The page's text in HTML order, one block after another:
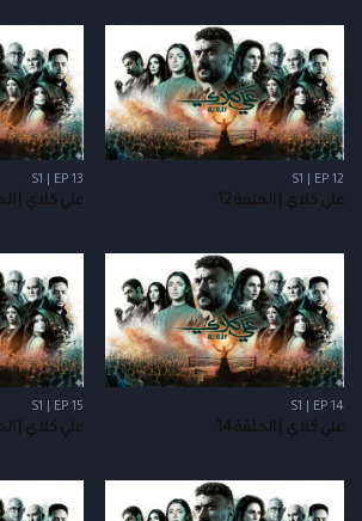
S1 | EP 12
علي كلاي | الحلقة 12
S1 | EP 13
علي كلاي |
S1 | EP 14
علي كلاي | الحلقة 14
S1 | EP 15
علي كلاي |